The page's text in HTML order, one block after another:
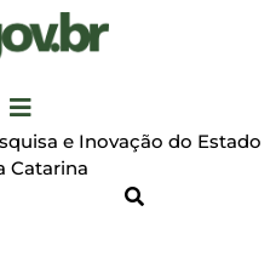
e Inovação do Estado
Catarina